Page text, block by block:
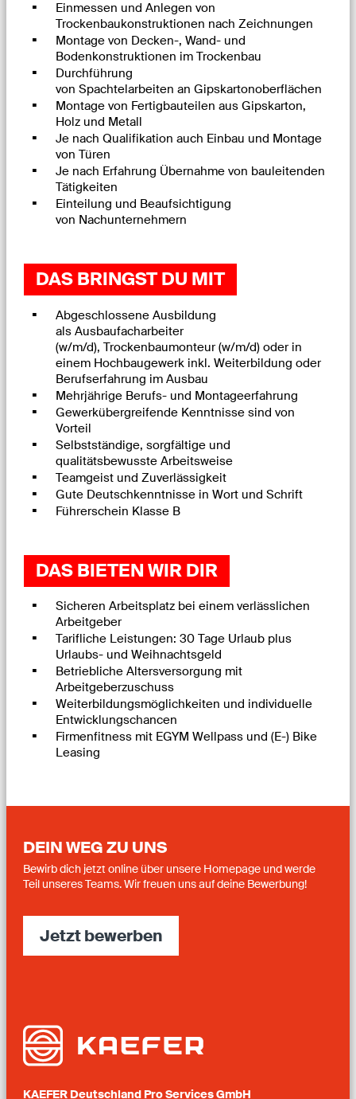
Einmessen und Anlegen von
Trockenbaukonstruktionen nach Zeichnungen
Montage von Decken-, Wand- und
Bodenkonstruktionen im Trockenbau
Durchführung
von Spachtelarbeiten an Gipskartonoberflächen
Montage von Fertigbauteilen aus Gipskarton,
Holz und Metall
Je nach Qualifikation auch Einbau und Montage
von Türen
Je nach Erfahrung Übernahme von bauleitenden
Tätigkeiten
Einteilung und Beaufsichtigung
von Nachunternehmern
DAS BRINGST DU MIT
Abgeschlossene Ausbildung
als Ausbaufacharbeiter
(w/m/d), Trockenbaumonteur (w/m/d) oder in
einem Hochbaugewerk inkl. Weiterbildung oder
Berufserfahrung im Ausbau
Mehrjährige Berufs- und Montageerfahrung
Gewerkübergreifende Kenntnisse sind von
Vorteil
Selbstständige, sorgfältige und
qualitätsbewusste Arbeitsweise
Teamgeist und Zuverlässigkeit
Gute Deutschkenntnisse in Wort und Schrift
Führerschein Klasse B
DAS BIETEN WIR DIR
Sicheren Arbeitsplatz bei einem verlässlichen
Arbeitgeber
Tarifliche Leistungen: 30 Tage Urlaub plus
Urlaubs- und Weihnachtsgeld
Betriebliche Altersversorgung mit
Arbeitgeberzuschuss
Weiterbildungsmöglichkeiten und individuelle
Entwicklungschancen
Firmenfitness mit EGYM Wellpass und (E-) Bike
Leasing
DEIN WEG ZU UNS
Bewirb dich jetzt online über unsere Homepage und werde
Teil unseres Teams. Wir freuen uns auf deine Bewerbung!
Jetzt bewerben
KAEFER Deutschland Pro Services GmbH